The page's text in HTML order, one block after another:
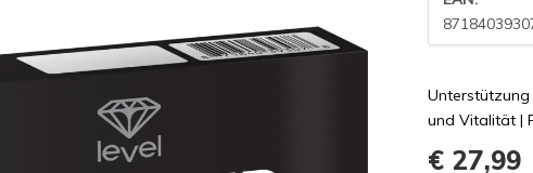
und Vitalität |
€ 27,99